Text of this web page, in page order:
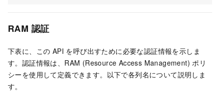
RAM 認証
下表に、この API を呼び出すために必要な認証情報を示しま
す。認証情報は、RAM (Resource Access Management) ポリ
シーを使用して定義できます。以下で各列名について説明しま
す。